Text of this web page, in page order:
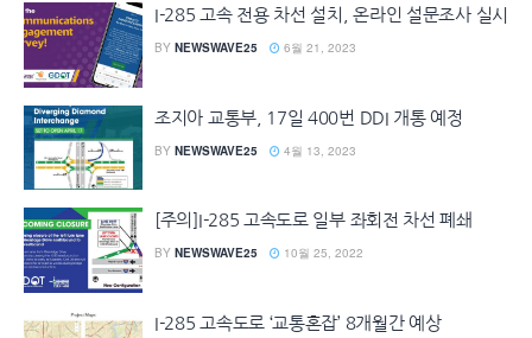
I-285 고속 전용 차선 설치, 온라인 설문조사 실시
BY NEWSWAVE25 6월 21, 2023
조지아 교통부, 17일 400번 DDI 개통 예정
BY NEWSWAVE25 4월 13, 2023
[주의]I-285 고속도로 일부 좌회전 차선 폐쇄
BY NEWSWAVE25 10월 25, 2022
I-285 고속도로 ‘교통혼잡’ 8개월간 예상